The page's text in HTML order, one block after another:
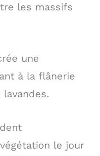
les massifs
une
à la flânerie
le jour